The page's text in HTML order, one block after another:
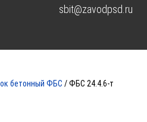
sbit@zavodpsd.ru
бетонный ФБС / ФБС 24.4.6-т